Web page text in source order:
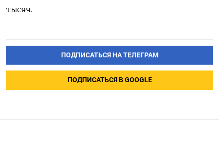
тысяч.
ПОДПИСАТЬСЯ НА ТЕЛЕГРАМ
ПОДПИСАТЬСЯ В GOOGLE